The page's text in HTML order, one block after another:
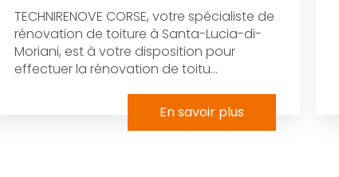
TECHNIRENOVE CORSE, votre spécialiste de
rénovation de toiture à Santa-Lucia-di-
Moriani, est à votre disposition pour
effectuer la rénovation de toitu...
En savoir plus